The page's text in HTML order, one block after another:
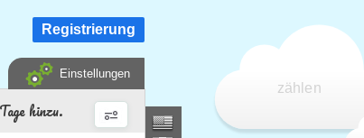
zählen
Registrierung
Einstellungen
hinzu.